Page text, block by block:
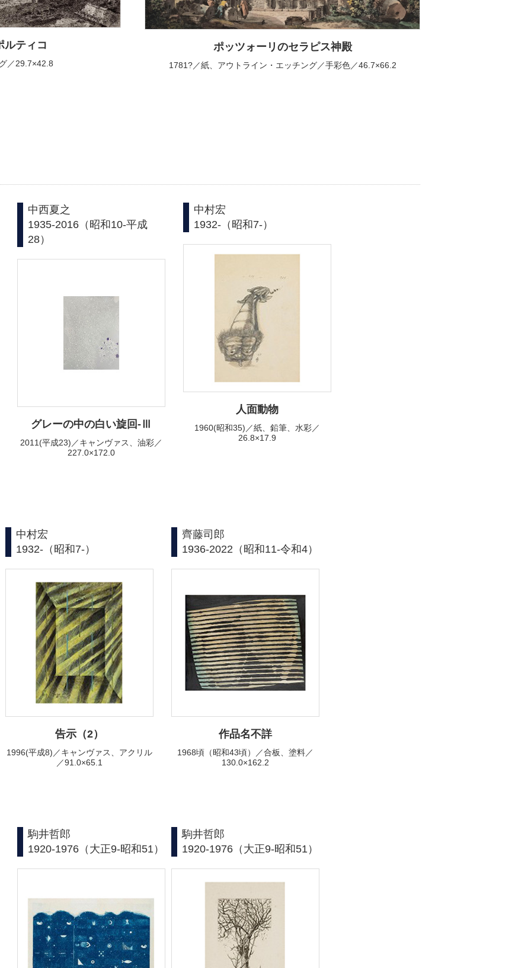
ルティコ
／29.7×42.8
ポッツォーリのセラピス神殿
1781?／紙、アウトライン・エッチング／手彩色／46.7×66.2
中西夏之
1935-2016（昭和10-平成
28）
グレーの中の白い旋回-Ⅲ
2011(平成23)／キャンヴァス、油彩／
227.0×172.0
中村宏
1932-（昭和7-）
人面動物
1960(昭和35)／紙、鉛筆、水彩／
26.8×17.9
中村宏
1932-（昭和7-）
告示（2）
1996(平成8)／キャンヴァス、アクリル
／91.0×65.1
齊藤司郎
1936-2022（昭和11-令和4）
作品名不詳
1968頃（昭和43頃）／合板、塗料／
130.0×162.2
駒井哲郎
1920-1976（大正9-昭和51）
駒井哲郎
1920-1976（大正9-昭和51）